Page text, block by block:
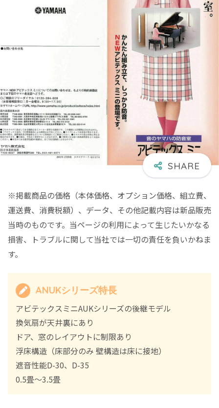
※掲載商品の価格（本体価格、オプション価格、組立費、
運送費、消費税額）、データ、その他記載内容は新品販売
当時のものです。当ページの利用によって生じたいかなる
損害、トラブルに関して当社では一切の責任を負いかねま
す。
ANUKシリーズ特長
アビテックスミニAUKシリーズの後継モデル
換気扇が天井裏にあり
ドア、窓のレイアウトに制限あり
浮床構造（床部分のみ 壁構造は床に接地）
遮音性能D-30、D-35
0.5畳～3.5畳